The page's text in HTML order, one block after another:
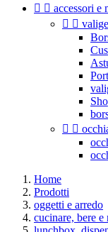
  accessori e
 
 
Home
Prodotti
oggetti e arredo
cucinare, bere e